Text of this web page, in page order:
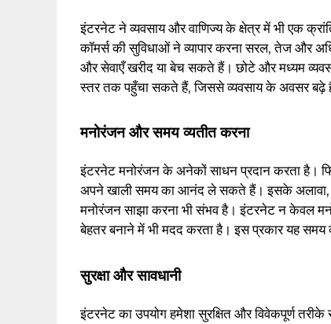
इंटरनेट ने व्यवसाय और वाणिज्य के क्षेत्र में भी एक
कॉमर्स की सुविधाओं ने व्यापार करना सरल, तेज और
और सेवाएँ खरीद या बेच सकते हैं। छोटे और मध्यम
स्तर तक पहुँचा सकते हैं, जिससे व्यवसाय के अवसर बढ़े
मनोरंजन और समय व्यतीत करना
इंटरनेट मनोरंजन के अनेकों साधन प्रदान करता है।
अपने खाली समय का आनंद ले सकते हैं। इसके अलावा,
मनोरंजन साझा करना भी संभव है। इंटरनेट न केवल
बेहतर बनाने में भी मदद करता है। इस प्रकार यह
सुरक्षा और सावधानी
इंटरनेट का उपयोग हमेशा सुरक्षित और विवेकपूर्ण